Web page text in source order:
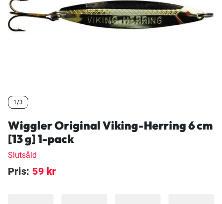
1/3
1/3
1/3
Wiggler Original Viking-Herring 6 cm
[13 g] 1-pack
Slutsåld
Pris: 59 kr